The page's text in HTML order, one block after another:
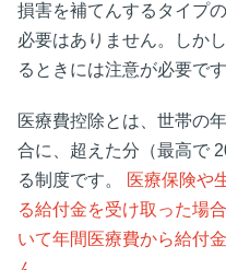
損害を補てんするタイプ
必要はありません。しか
るときには注意が必要です
医療費控除とは、世帯の
合に、超えた分（最高で
る制度です。
医療保険や
る給付金を受け取った場
いて年間医療費から給付